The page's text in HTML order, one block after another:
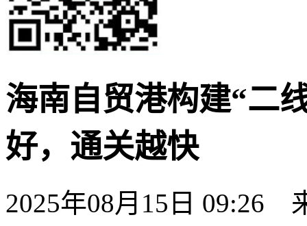
海南自贸港构建“二
好，通关越快
2025年08月15日 09:26